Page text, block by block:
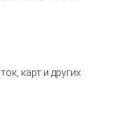
карт и других